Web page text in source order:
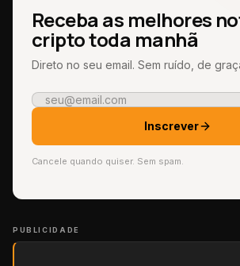
Receba as melhores
cripto toda manhã
Direto no seu email. Sem ruído, de
Inscrever
Cancele quando quiser. Sem spam.
PUBLICIDADE